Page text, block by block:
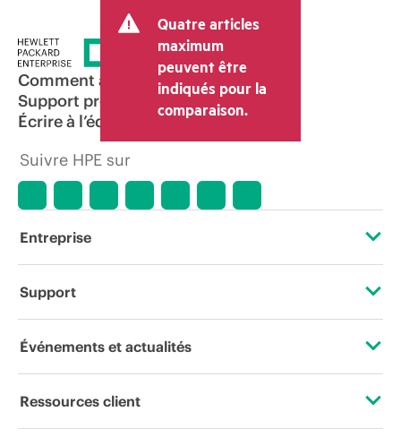
tels que la TVA ou les taxes sur la vente
et les frais d’expédition. Le prix de la
transaction déterminé par le revendeur
peut varier par rapport à d’autres
revendeurs et au prix indicatif affiché.
Les prix indicatifs peuvent inclure des
offres promotionnelles limitées dans le
temps. HPE se réserve le droit d’ajuster
les prix à tout moment pour diverses
raisons, notamment, mais sans s’y limiter,
l’arrêt d’un produit, la disponibilité
période de promotion et des erreurs
dans les publicités.
Quatre articles
maximum
peuvent être
indiqués pour la
comparaison.
Comment acheter
Support produit
Écrire à l’équipe commerciale
Suivre HPE sur
Entreprise
À propos de HPE
Responsabilité d’entreprise
Support
Services d’assistance opérationnelle (OSS)
Événements et actualités
Événements
Ressources client